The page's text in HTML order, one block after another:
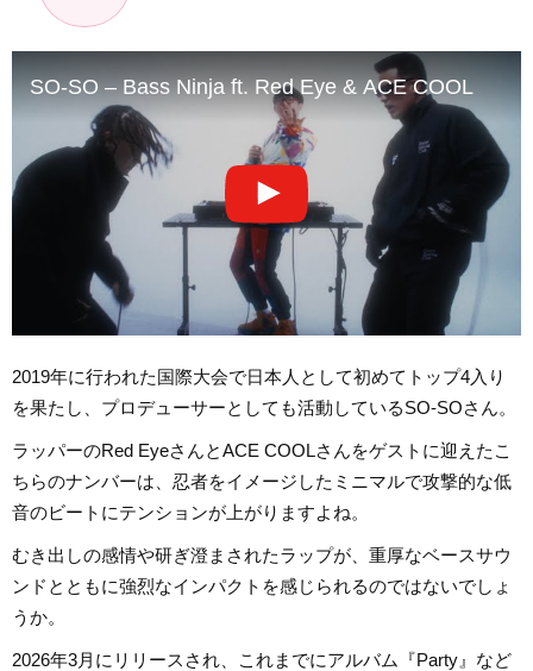
SO-SO – Bass Ninja ft. Red Eye & ACE COOL
2019年に行われた国際大会で日本人として初めてトップ4入り
を果たし、プロデューサーとしても活動しているSO-SOさん。
ラッパーのRed EyeさんとACE COOLさんをゲストに迎えたこ
ちらのナンバーは、忍者をイメージしたミニマルで攻撃的な低
音のビートにテンションが上がりますよね。
むき出しの感情や研ぎ澄まされたラップが、重厚なベースサウ
ンドとともに強烈なインパクトを感じられるのではないでしょ
うか。
2026年3月にリリースされ、これまでにアルバム『Party』など